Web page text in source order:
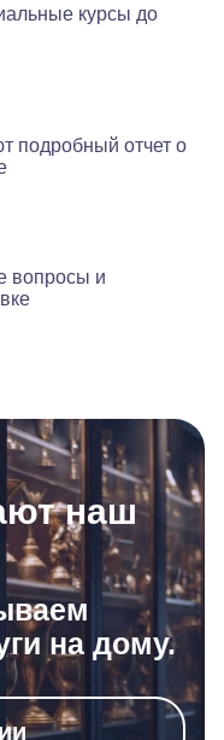
курсы до
подробный отчет о
вопросы и
наш
на дому.